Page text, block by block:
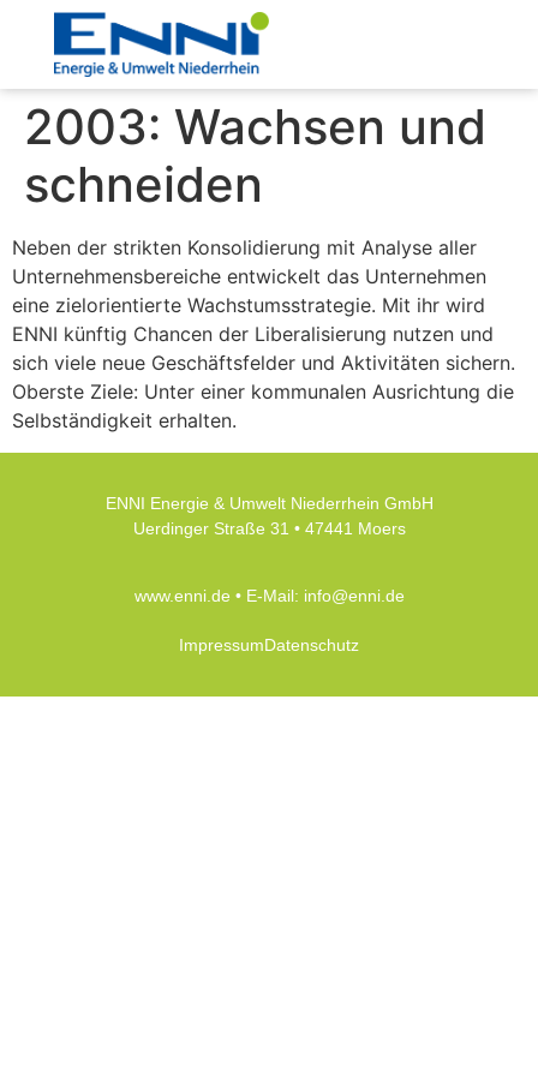
2003: Wachsen und
schneiden
Neben der strikten Konsolidierung mit Analyse aller
Unternehmensbereiche entwickelt das Unternehmen
eine zielorientierte Wachstumsstrategie. Mit ihr wird
ENNI künftig Chancen der Liberalisierung nutzen und
sich viele neue Geschäftsfelder und Aktivitäten sichern.
Oberste Ziele: Unter einer kommunalen Ausrichtung die
Selbständigkeit erhalten.
ENNI Energie & Umwelt Niederrhein GmbH
Uerdinger Straße 31 • 47441 Moers
www.enni.de• E-Mail: info@enni.de
ImpressumDatenschutz